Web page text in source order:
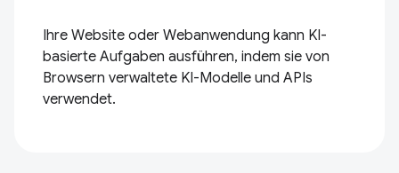
Ihre Website oder Webanwendung kann KI-
basierte Aufgaben ausführen, indem sie von
Browsern verwaltete KI-Modelle und APIs
verwendet.